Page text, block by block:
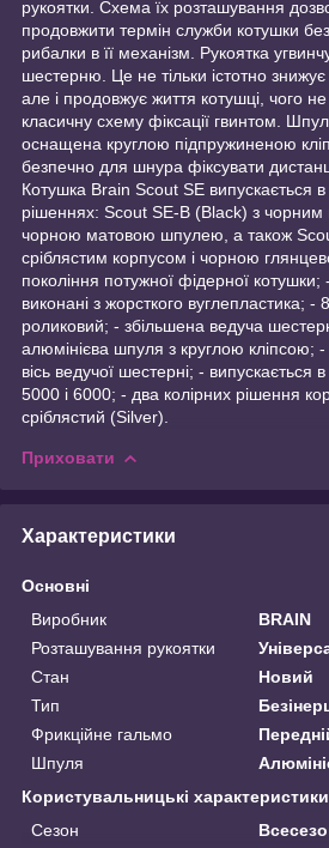
рукоятки. Схема їх розташування
продовжити термін служби котушки
рибалки в її механізм. Рукоятка
шестерню. Це не тільки істотно
але і продовжує життя котушці, чого
класичну схему фіксації гвинтом.
оснащена круглою підпружиненою
безпечно для шнура фіксувати
Котушка Brain Scout SE випускається в
рішеннях: Scout SE-B (Black) з чорним
чорною матовою шпулею, а також
сріблястим корпусом і чорною
покоління потужної фідерної котушки;
виконані з жорсткого вуглепластика; -
роликовий; - збільшена ведуча
алюмінієва шпуля з круглою кліпсою; -
вісь ведучої шестерні; - випускається
5000 і 6000; - два колірних рішення
сріблястий (Silver).
Приховати
Характеристики
Основні
Виробник
BRAIN
Розташування рукоятки
Стан
Новий
Тип
Фрикційне гальмо
Шпуля
Користувальницькі характеристики
Сезон